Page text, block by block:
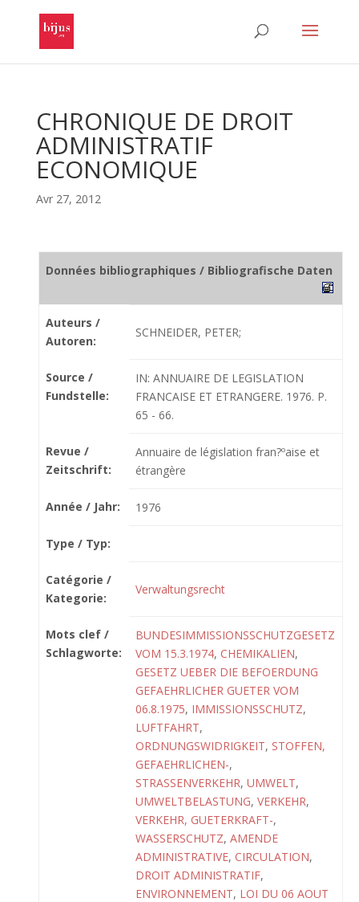
CHRONIQUE DE DROIT
ADMINISTRATIF
ECONOMIQUE
Avr 27, 2012
Données bibliographiques / Bibliografische Daten
Auteurs /
Autoren:
SCHNEIDER, PETER;
Source /
Fundstelle:
IN: ANNUAIRE DE LEGISLATION
FRANCAISE ET ETRANGERE. 1976. P.
65 - 66.
Revue /
Zeitschrift:
Annuaire de législation fran?ºaise et
étrangère
Année / Jahr: 1976
Type / Typ:
Catégorie /
Kategorie:
Verwaltungsrecht
Mots clef /
Schlagworte:
BUNDESIMMISSIONSSCHUTZGESETZ
VOM 15.3.1974, CHEMIKALIEN,
GESETZ UEBER DIE BEFOERDUNG
GEFAEHRLICHER GUETER VOM
06.8.1975, IMMISSIONSSCHUTZ,
LUFTFAHRT,
ORDNUNGSWIDRIGKEIT, STOFFEN,
GEFAEHRLICHEN-,
STRASSENVERKEHR, UMWELT,
UMWELTBELASTUNG, VERKEHR,
VERKEHR, GUETERKRAFT-,
WASSERSCHUTZ, AMENDE
ADMINISTRATIVE, CIRCULATION,
DROIT ADMINISTRATIF,
ENVIRONNEMENT, LOI DU 06 AOUT